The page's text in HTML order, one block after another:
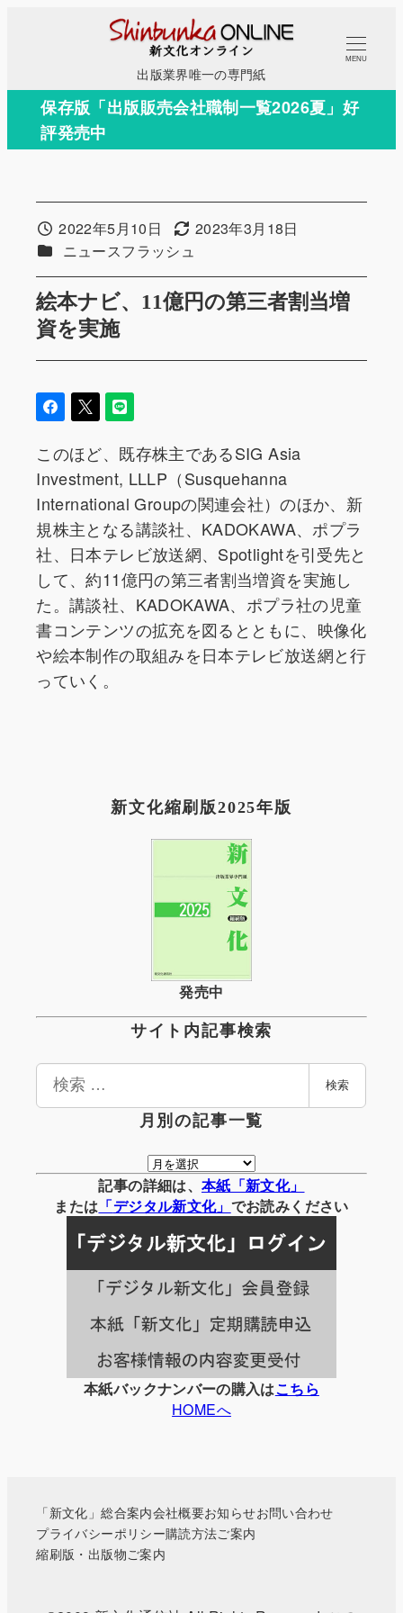
コ
テ
出版業界唯一の専門紙
MENU
保存版「出版販売会社職制一覧2026夏」好
評発売中
絵本ナビ、11億円の第三者割当増
資を実施
投稿日2022年5月10日 更新日2023年3月18日
カテゴリー
ニュースフラッシュ
このほど、既存株主であるSIG Asia
Investment, LLLP（Susquehanna
International Groupの関連会社）のほか、新
規株主となる講談社、KADOKAWA、ポプラ
社、日本テレビ放送網、Spotlightを引受先と
して、約11億円の第三者割当増資を実施し
た。講談社、KADOKAWA、ポプラ社の児童
書コンテンツの拡充を図るとともに、映像化
や絵本制作の取組みを日本テレビ放送網と行
っていく。
新文化縮刷版2025年版
発売中
サイト内記事検索
検
検索
月別の記事一覧
月
別
の
事
一
覧
記事の詳細は、 本紙「新文化」
または 「デジタル新文化」 でお読みください
本紙バックナンバーの購入はこちら
HOMEへ
「新文化」総合案内会社概要お知らせお問い合わせ
プライバシーポリシー購読方法ご案内
縮刷版・出版物ご案内